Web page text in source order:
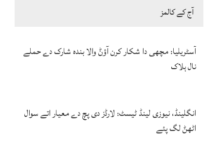
آج کے کالمز
آسٹریلیا: مچھی دا شکار کرن آؤݨ والا بندہ شارک دے حملے
نال ہلاک
انگلینڈ، نیوزی لینڈ ٹیسٹ: لارڈز دی پچ دے معیار اتے سوال
اٹھݨ لگ پئے